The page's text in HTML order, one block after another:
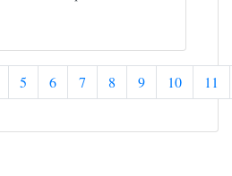
5 6 7 8 9 10 11